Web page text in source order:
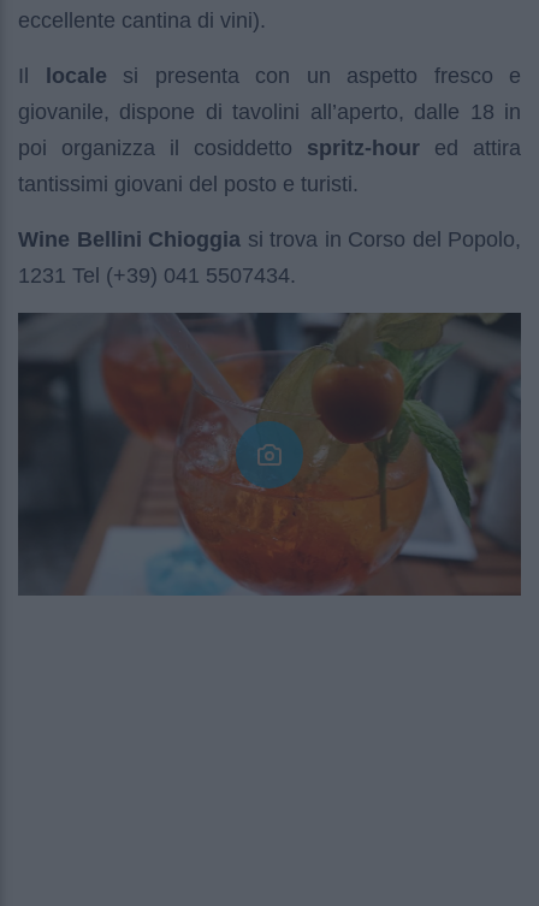
eccellente cantina di vini).
Il locale si presenta con un aspetto fresco e
giovanile, dispone di tavolini all’aperto, dalle 18 in
poi organizza il cosiddetto spritz-hour ed attira
tantissimi giovani del posto e turisti.
Wine Bellini Chioggia si trova in Corso del Popolo,
1231 Tel (+39) 041 5507434.